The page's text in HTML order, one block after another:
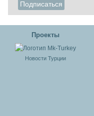
Проекты
Новости Турции